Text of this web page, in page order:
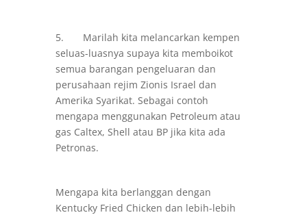
5. Marilah kita melancarkan kempen
seluas-luasnya supaya kita memboikot
semua barangan pengeluaran dan
perusahaan rejim Zionis Israel dan
Amerika Syarikat. Sebagai contoh
mengapa menggunakan Petroleum atau
gas Caltex, Shell atau BP jika kita ada
Petronas.
Mengapa kita berlanggan dengan
Kentucky Fried Chicken dan lebih-lebih